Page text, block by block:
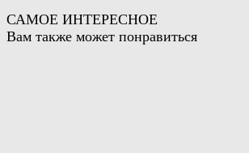
САМОЕ ИНТЕРЕСНОЕ
Вам также может понравиться